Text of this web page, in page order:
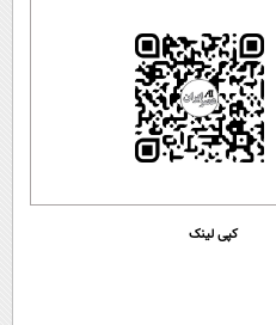
کپی لینک